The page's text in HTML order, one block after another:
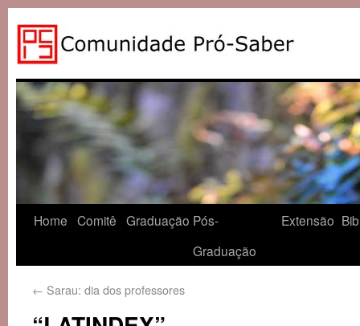
Home Comitê Graduação Pós-
Graduação
Extensão
← Sarau: dia dos professores